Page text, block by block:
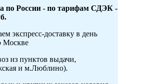
по России - по тарифам СДЭК -
экспресс-доставку в день
Москве
из пунктов выдачи,
и м.Люблино).